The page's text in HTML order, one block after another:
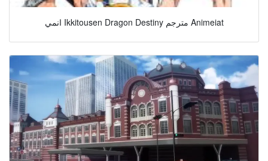
انمي Ikkitousen Dragon Destiny مترجم Animeiat